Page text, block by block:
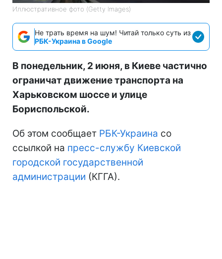
Иллюстративное фото (Getty Images)
Не трать время на шум! Читай только суть из
РБК-Украина в Google
В понедельник, 2 июня, в Киеве частично
ограничат движение транспорта на
Харьковском шоссе и улице
Бориспольской.
Об этом сообщает РБК-Украина со
ссылкой на пресс-службу Киевской
городской государственной
администрации (КГГА).